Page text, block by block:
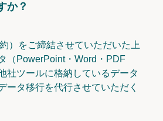
か？
）をご締結させていただいた上
（PowerPoint・Word・PDF
社ツールに格納しているデータ
ータ移行を代行させていただく